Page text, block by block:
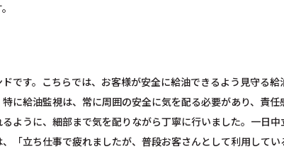
です。こちらでは、お客様が安全に給油できるよう見守る
に給油監視は、常に周囲の安全に気を配る必要があり、責任
ように、細部まで気を配りながら丁寧に行いました。一日
「立ち仕事で疲れましたが、普段お客さんとして利用して